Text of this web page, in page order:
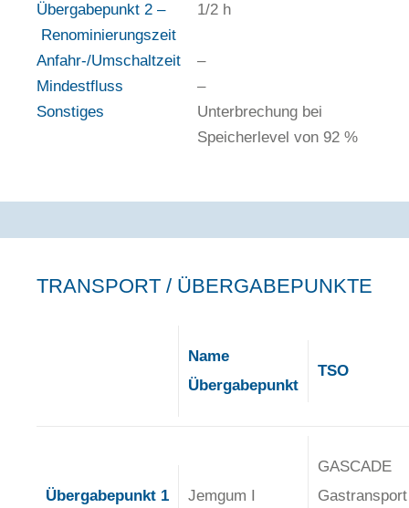
Übergabepunkt 2 –
Renominierungszeit
1/2 h
Anfahr-/Umschaltzeit
–
Mindestfluss
–
Sonstiges
Unterbrechung bei
Speicherlevel von 92 %
TRANSPORT / ÜBERGABEPUNKTE
Name
Übergabepunkt
TSO
Übergabepunkt 1 Jemgum I
GASCADE
Gastransport